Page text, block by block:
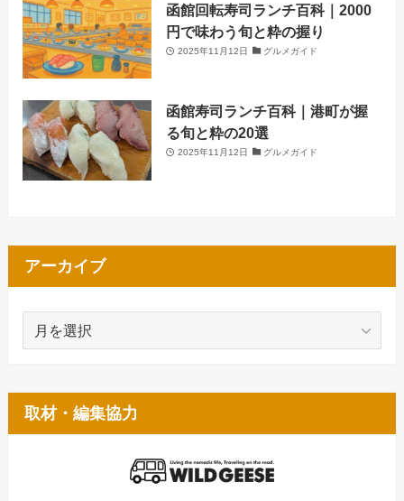
函館回転寿司ランチ百科｜2000
円で味わう旬と粋の握り
2025年11月12日 グルメガイド
函館寿司ランチ百科｜港町が握
る旬と粋の20選
2025年11月12日 グルメガイド
アーカイブ
イ
ブ
取材・編集協力